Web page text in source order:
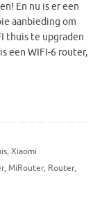
En nu is er een
aanbieding om
thuis te upgraden
een WIFI-6 router,
, Xiaomi
, MiRouter, Router,